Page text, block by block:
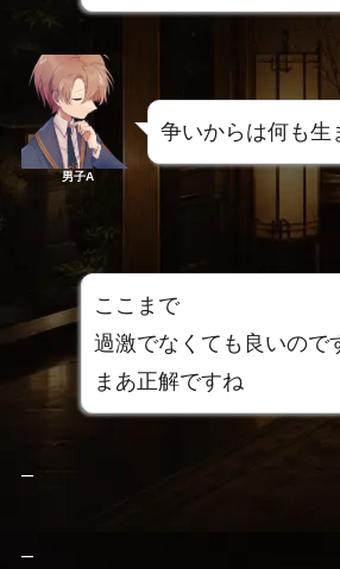
男子A
争いからは何も生
ここまで
過激でなくても良いので
まあ正解ですね
–
–